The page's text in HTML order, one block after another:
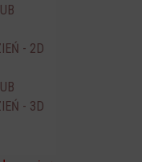
- 2D
- 3D